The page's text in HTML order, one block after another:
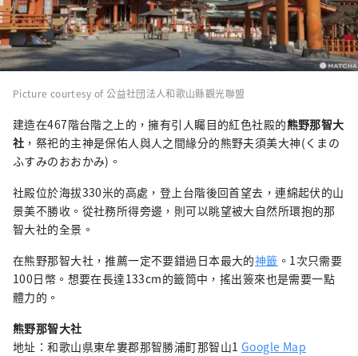
Picture courtesy of 公益社団法人和歌山縣觀光聯盟
建造在467階台階之上的，擁有引人矚目的紅色社殿的熊野那智大
社 ，祭祀的主神是保佑人與人之間緣分的熊野夫須美大神(くまの
ふすみのおおかみ)。
社殿位於海拔330米的高處，登上台階後回首望去，連綿起伏的山
景美不勝收。從社務所得旁邊，則可以眺望被大自然所環抱的那
智大社的全景。
在熊野那智大社，推薦一定不要錯過日本最大的神籤 。1次只需要
100日幣。想要在長達133cm的籤筒中，搖出簽來也是需要一點
體力的。
熊野那智大社
地址：和歌山県東牟婁郡那智勝浦町那智山1 Google Map